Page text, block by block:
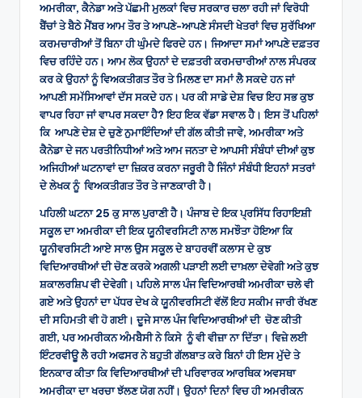
ਅਮਰੀਕਾ, ਕੈਨੇਡਾ ਅਤੇ ਪੱਛਮੀ ਮੁਲਕਾਂ ਵਿਚ ਸਰਕਾਰ ਚਲਾ ਰਹੀ ਜਾਂ ਵਿਰੋਧੀ
ਬੈਂਚਾਂ ਤੇ ਬੈਠੇ ਮੈਂਬਰ ਆਮ ਤੌਰ ਤੇ ਆਪਣੇ-ਆਪਣੇ ਸੰਸਦੀ ਖੇਤਰਾਂ ਵਿਚ ਸੁਰੱਖਿਆ
ਕਰਮਚਾਰੀਆਂ ਤੋਂ ਬਿਨਾ ਹੀ ਘੁੰਮਦੇ ਫਿਰਦੇ ਹਨ। ਜਿਆਦਾ ਸਮਾਂ ਆਪਣੇ ਦਫ਼ਤਰ
ਵਿਚ ਰਹਿੰਦੇ ਹਨ। ਆਮ ਲੋਕ ਉਹਨਾਂ ਦੇ ਦਫ਼ਤਰੀ ਕਰਮਚਾਰੀਆਂ ਨਾਲ ਸੰਪਰਕ
ਕਰ ਕੇ ਉਹਨਾਂ ਨੂੰ ਵਿਅਕਤੀਗਤ ਤੌਰ ਤੇ ਮਿਲਣ ਦਾ ਸਮਾਂ ਲੈ ਸਕਦੇ ਹਨ ਜਾਂ
ਆਪਣੀ ਸਮੱਸਿਆਵਾਂ ਦੱਸ ਸਕਦੇ ਹਨ। ਪਰ ਕੀ ਸਾਡੇ ਦੇਸ਼ ਵਿਚ ਇਹ ਸਭ ਕੁਝ
ਵਾਪਰ ਰਿਹਾ ਜਾਂ ਵਾਪਰ ਸਕਦਾ ਹੈ? ਇਹ ਇਕ ਵੱਡਾ ਸਵਾਲ ਹੈ। ਇਸ ਤੋਂ ਪਹਿਲਾਂ
ਕਿ ਆਪਣੇ ਦੇਸ਼ ਦੇ ਚੁਣੇ ਨੁਮਾਇੰਦਿਆਂ ਦੀ ਗੱਲ ਕੀਤੀ ਜਾਵੇ, ਅਮਰੀਕਾ ਅਤੇ
ਕੈਨੇਡਾ ਦੇ ਜਨ ਪਰਤੀਨਿਧੀਆਂ ਅਤੇ ਆਮ ਜਨਤਾ ਦੇ ਆਪਸੀ ਸੰਬੰਧਾਂ ਦੀਆਂ ਕੁਝ
ਅਜਿਹੀਆਂ ਘਟਨਾਵਾਂ ਦਾ ਜ਼ਿਕਰ ਕਰਨਾ ਜਰੂਰੀ ਹੈ ਜਿੰਨਾਂ ਸੰਬੰਧੀ ਇਹਨਾਂ ਸਤਰਾਂ
ਦੇ ਲੇਖਕ ਨੂੰ ਵਿਅਕਤੀਗਤ ਤੌਰ ਤੇ ਜਾਣਕਾਰੀ ਹੈ।
ਪਹਿਲੀ ਘਟਨਾ 25 ਕੁ ਸਾਲ ਪੁਰਾਣੀ ਹੈ। ਪੰਜਾਬ ਦੇ ਇਕ ਪ੍ਰਸਿੱਧ ਰਿਹਾਇਸ਼ੀ
ਸਕੂਲ ਦਾ ਅਮਰੀਕਾ ਦੀ ਇਕ ਯੂਨੀਵਰਸਿਟੀ ਨਾਲ ਸਮਝੌਤਾ ਹੋਇਆ ਕਿ
ਯੂਨੀਵਰਸਿਟੀ ਆਏ ਸਾਲ ਉਸ ਸਕੂਲ ਦੇ ਬਾਹਰਵੀਂ ਕਲਾਸ ਦੇ ਕੁਝ
ਵਿਦਿਆਰਥੀਆਂ ਦੀ ਚੋਣ ਕਰਕੇ ਅਗਲੀ ਪੜਾਈ ਲਈ ਦਾਖ਼ਲਾ ਦੇਵੇਗੀ ਅਤੇ ਕੁਝ
ਸ਼ਕਾਲਰਸ਼ਿਪ ਵੀ ਦੇਵੇਗੀ। ਪਹਿਲੇ ਸਾਲ ਪੰਜ ਵਿਦਿਆਰਥੀ ਅਮਰੀਕਾ ਚਲੇ ਵੀ
ਗਏ ਅਤੇ ਉਹਨਾਂ ਦਾ ਪੱਧਰ ਦੇਖ ਕੇ ਯੂਨੀਵਰਸਿਟੀ ਵੱਲੋਂ ਇਹ ਸਕੀਮ ਜਾਰੀ ਰੱਖਣ
ਦੀ ਸਹਿਮਤੀ ਵੀ ਹੋ ਗਈ। ਦੂਜੇ ਸਾਲ ਪੰਜ ਵਿਦਿਆਰਥੀਆਂ ਦੀ ਚੋਣ ਕੀਤੀ
ਗਈ, ਪਰ ਅਮਰੀਕਨ ਅੰਮਬੈਸੀ ਨੇ ਕਿਸੇ ਨੂੰ ਵੀ ਵੀਜ਼ਾ ਨਾ ਦਿੱਤਾ। ਵਿਜ਼ੇ ਲਈ
ਇੰਟਰਵੀਊ ਲੈ ਰਹੀ ਅਫਸਰ ਨੇ ਬਹੁਤੀ ਗੱਲਬਾਤ ਕਰੇ ਬਿਨਾਂ ਹੀ ਇਸ ਮੁੱਦੇ ਤੇ
ਇਨਕਾਰ ਕੀਤਾ ਕਿ ਵਿਦਿਆਰਥੀਆਂ ਦੀ ਪਰਿਵਾਰਕ ਆਰਥਿਕ ਅਵਸਥਾ
ਅਮਰੀਕਾ ਦਾ ਖਰਚਾ ਝੱਲਣ ਯੋਗ ਨਹੀਂ। ਉਹਨਾਂ ਦਿਨਾਂ ਵਿਚ ਹੀ ਅਮਰੀਕਨ